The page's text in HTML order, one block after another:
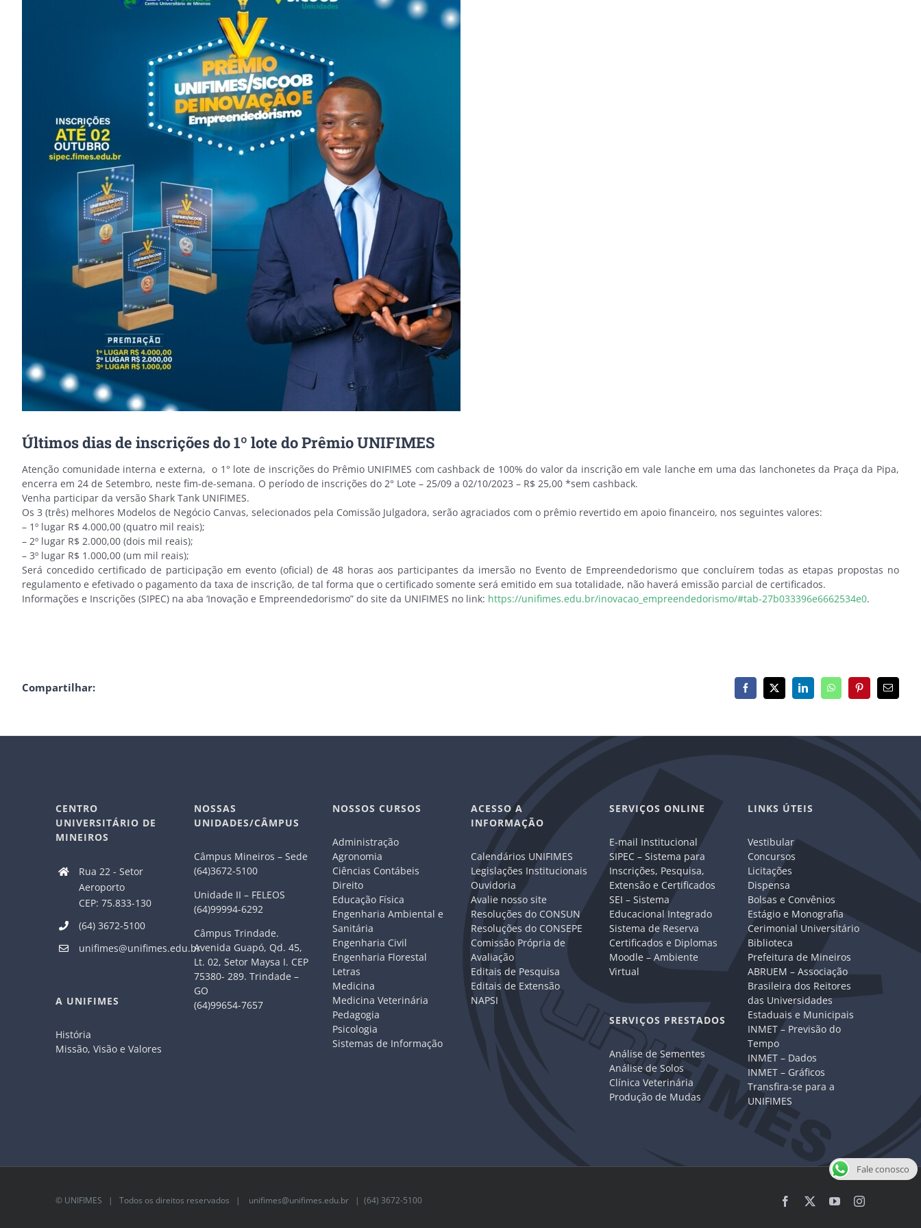
Últimos dias de inscrições do 1º lote do Prêmio UNIFIMES
Atenção comunidade interna e externa, o 1° lote de inscrições do Prêmio UNIFIMES com cashback de 100% do valor da inscrição em vale lanche em uma das lanchonetes da Praça da Pipa,
encerra em 24 de Setembro, neste fim-de-semana. O período de inscrições do 2° Lote – 25/09 a 02/10/2023 – R$ 25,00 *sem cashback.
Venha participar da versão Shark Tank UNIFIMES.
Os 3 (três) melhores Modelos de Negócio Canvas, selecionados pela Comissão Julgadora, serão agraciados com o prêmio revertido em apoio financeiro, nos seguintes valores:
– 1º lugar R$ 4.000,00 (quatro mil reais);
– 2º lugar R$ 2.000,00 (dois mil reais);
– 3º lugar R$ 1.000,00 (um mil reais);
Será concedido certificado de participação em evento (oficial) de 48 horas aos participantes da imersão no Evento de Empreendedorismo que concluírem todas as etapas propostas no
regulamento e efetivado o pagamento da taxa de inscrição, de tal forma que o certificado somente será emitido em sua totalidade, não haverá emissão parcial de certificados.
Informações e Inscrições (SIPEC) na aba ‘Inovação e Empreendedorismo” do site da UNIFIMES no link: https://unifimes.edu.br/inovacao_empreendedorismo/#tab-27b033396e6662534e0.
Compartilhar: Facebook
X LinkedInWhatsAppPinterest
E-
mail
CENTRO
UNIVERSITÁRIO DE
MINEIROS
Rua 22 - Setor
Aeroporto
CEP: 75.833-130
(64) 3672-5100
unifimes@unifimes.edu.br
A UNIFIMES
História
Missão, Visão e Valores
NOSSAS
UNIDADES/CÂMPUS
Câmpus Mineiros – Sede
(64)3672-5100
Unidade II – FELEOS
(64)99994-6292
Câmpus Trindade.
Avenida Guapó, Qd. 45,
Lt. 02, Setor Maysa I. CEP
75380- 289. Trindade –
GO
(64)99654-7657
NOSSOS CURSOS
Administração
Agronomia
Ciências Contábeis
Direito
Educação Física
Engenharia Ambiental e
Sanitária
Engenharia Civil
Engenharia Florestal
Letras
Medicina
Medicina Veterinária
Pedagogia
Psicologia
Sistemas de Informação
ACESSO A
INFORMAÇÃO
Calendários UNIFIMES
Legislações Institucionais
Ouvidoria
Avalie nosso site
Resoluções do CONSUN
Resoluções do CONSEPE
Comissão Própria de
Avaliação
Editais de Pesquisa
Editais de Extensão
NAPSI
SERVIÇOS ONLINE
E-mail Institucional
SIPEC – Sistema para
Inscrições, Pesquisa,
Extensão e Certificados
SEI – Sistema
Educacional Integrado
Sistema de Reserva
Certificados e Diplomas
Moodle – Ambiente
Virtual
SERVIÇOS PRESTADOS
Análise de Sementes
Análise de Solos
Clínica Veterinária
Produção de Mudas
LINKS ÚTEIS
Vestibular
Concursos
Licitações
Dispensa
Bolsas e Convênios
Estágio e Monografia
Cerimonial Universitário
Biblioteca
Prefeitura de Mineiros
ABRUEM – Associação
Brasileira dos Reitores
das Universidades
Estaduais e Municipais
INMET – Previsão do
Tempo
INMET – Dados
INMET – Gráficos
Transfira-se para a
UNIFIMES
© UNIFIMES | Todos os direitos reservados | unifimes@unifimes.edu.br | (64) 3672-5100 Facebook YouTubeInstagram
Fale conosco